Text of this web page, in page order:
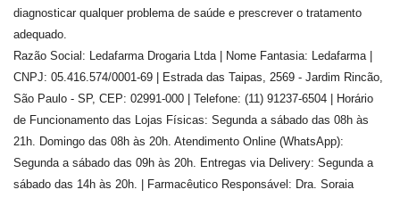
diagnosticar qualquer problema de saúde e prescrever o tratamento
adequado.
Razão Social: Ledafarma Drogaria Ltda | Nome Fantasia: Ledafarma |
CNPJ: 05.416.574/0001-69 | Estrada das Taipas, 2569 - Jardim Rincão,
São Paulo - SP, CEP: 02991-000 | Telefone: (11) 91237-6504 | Horário
de Funcionamento das Lojas Físicas: Segunda a sábado das 08h às
21h. Domingo das 08h às 20h. Atendimento Online (WhatsApp):
Segunda a sábado das 09h às 20h. Entregas via Delivery: Segunda a
sábado das 14h às 20h. | Farmacêutico Responsável: Dra. Soraia